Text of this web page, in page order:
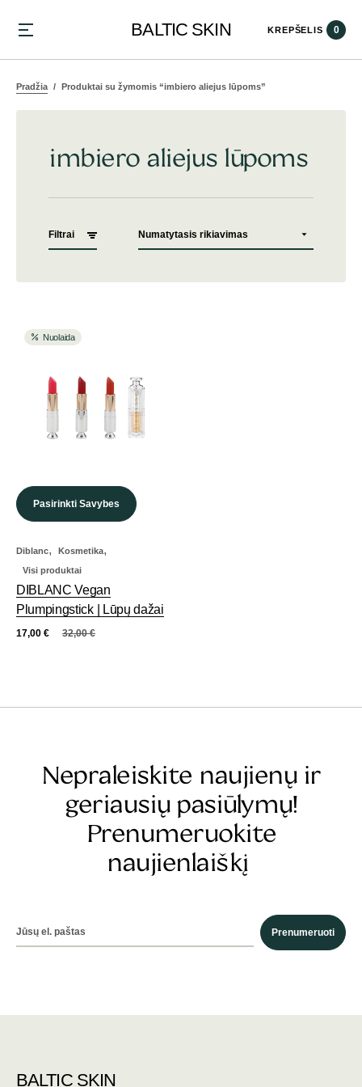
BALTIC SKIN KREPŠELIS 0
Pradžia Produktai su žymomis “imbiero aliejus lūpoms”
imbiero aliejus lūpoms
Filtrai
Nuolaida
Pasirinkti Savybes
Diblanc, Kosmetika,
Visi produktai
DIBLANC Vegan
Plumpingstick | Lūpų dažai
32,00€
17,00 €
Nepraleiskite naujienų ir
geriausių pasiūlymų!
Prenumeruokite
naujienlaiškį
Prenumeruoti
BALTIC SKIN